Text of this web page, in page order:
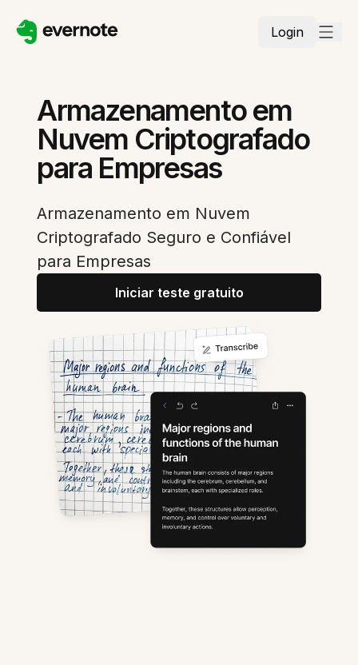
Login
Armazenamento em
Nuvem Criptografado
para Empresas
Armazenamento em Nuvem
Criptografado Seguro e Confiável
para Empresas
Iniciar teste gratuito